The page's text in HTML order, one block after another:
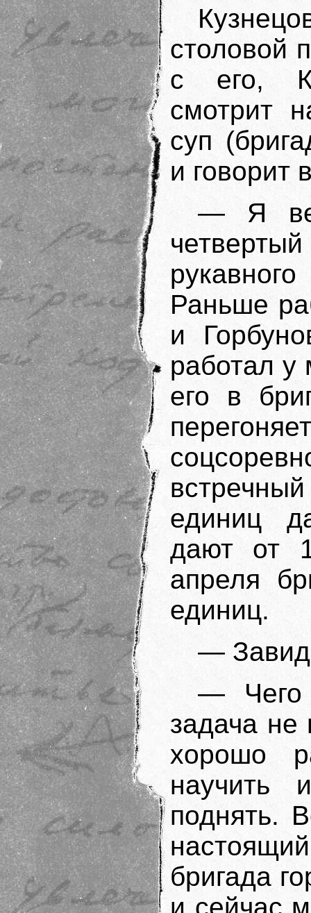
столовой
с его,
смотрит
суп
и говорит
— Я
Раньше
и
работал у
его в
единиц
дают от
апреля
единиц.
—
— Чего
задача не
хорошо
научить
поднять.
бригада